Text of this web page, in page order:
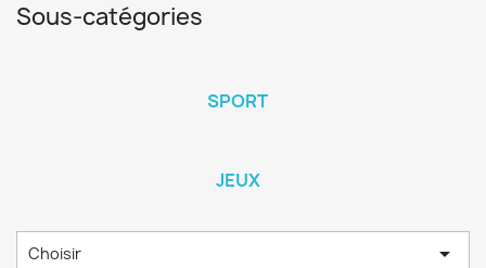
Sous-catégories
SPORT
JEUX
Choisir 